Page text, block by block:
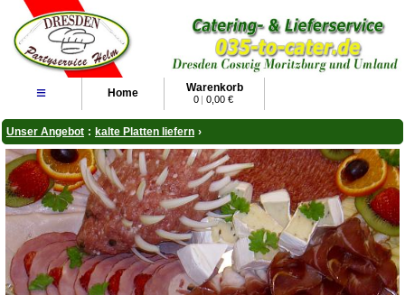
≡ Home Warenkorb
0 | 0,00 €
Unser Angebot : kalte Platten liefern ›